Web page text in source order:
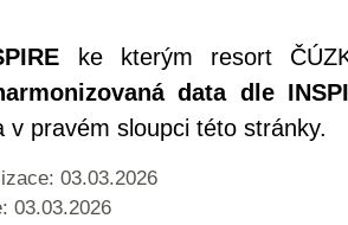
ke kterým resort
data dle
v pravém sloupci této stránky.
03.03.2026
03.03.2026